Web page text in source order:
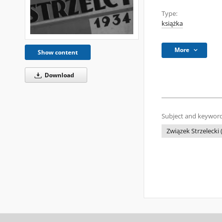
Show content
Download
Type:
książka
More
Subject and
Związek Strzelecki